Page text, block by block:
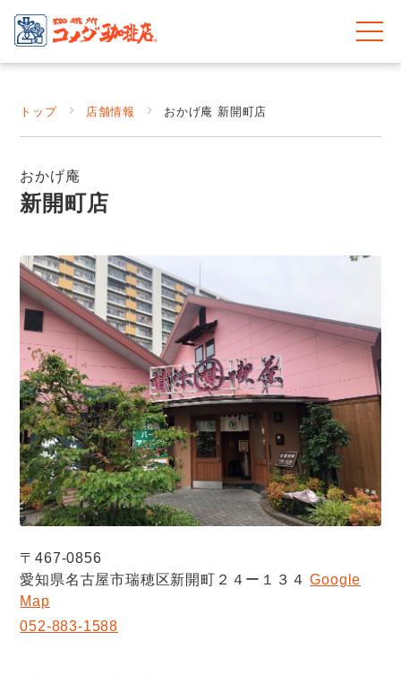
トップ 店舗情報 おかげ庵 新開町店
おかげ庵
新開町店
〒467-0856
愛知県名古屋市瑞穂区新開町２４ー１３４Google
Map
052-883-1588